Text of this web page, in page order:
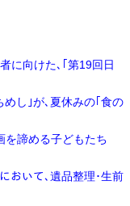
に向けた､｢第19回日
めし｣が､夏休みの｢食の
を諦める子どもたち
において､遺品整理･生前